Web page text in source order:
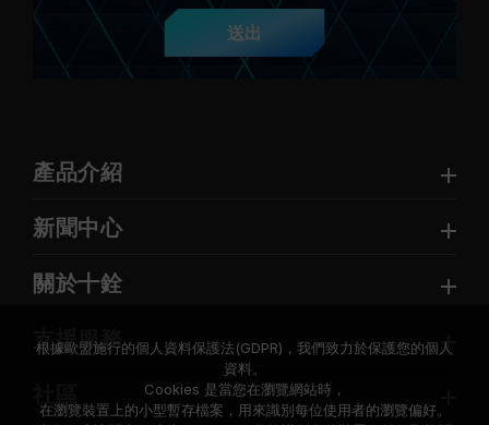
送出
產品介紹
新聞中心
關於十銓
支援服務
根據歐盟施行的個人資料保護法(GDPR)，我們致力於保護您的個人
資料。
Cookies 是當您在瀏覽網站時，
在瀏覽裝置上的小型暫存檔案，用來識別每位使用者的瀏覽偏好。